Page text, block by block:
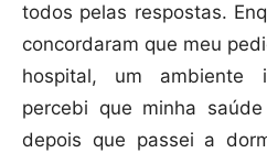
todos pelas respostas.
concordaram que meu
hospital, um ambiente
percebi que minha
depois que passei a